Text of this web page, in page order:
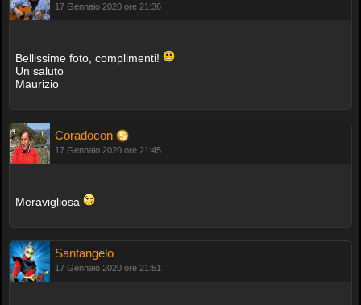
17 Gennaio 2020 ore 21:36
Bellissime foto, complimenti!
Un saluto
Maurizio
Coradocon
17 Gennaio 2020 ore 21:45
Meravigliosa
Santangelo
17 Gennaio 2020 ore 21:51